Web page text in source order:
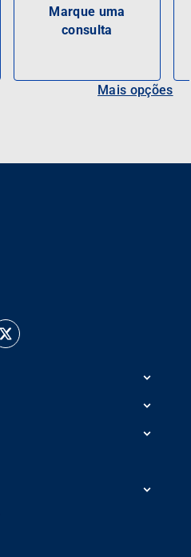
Marque uma
consulta
Mais opções